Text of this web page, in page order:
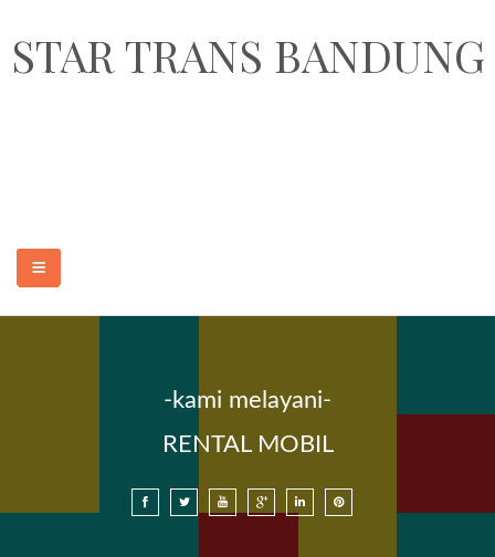
STAR TRANS BANDUNG
STAR TRANS BANDUNG adalah perusahaan penyedia jasa sewa
BERANDA
SEWA BUS DI BANDUNG
-kami melayani-
RENTAL MOBIL
RENTAL HIACE ELF